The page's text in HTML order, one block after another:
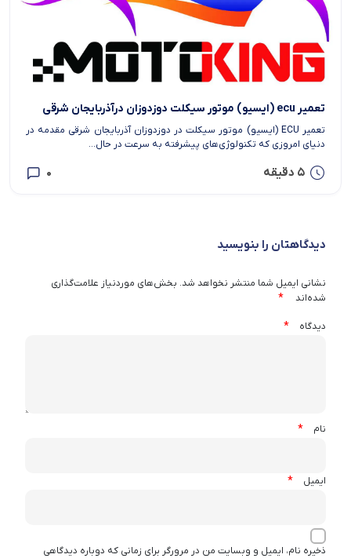
تعمیر ecu (ایسیو) موتور سیکلت دوزدوزان درآذربایجان شرقی
تعمیر ECU (ایسیو) موتور سیکلت در دوزدوزان آذربایجان شرقی مقدمه در
دنیای امروزی که تکنولوژی‌های پیشرفته به سرعت در حال...
5 دقیقه 0
دیدگاهتان را بنویسید
نشانی ایمیل شما منتشر نخواهد شد. بخش‌های موردنیاز علامت‌گذاری
شده‌اند
*
دیدگاه *
نام *
ایمیل *
ذخیره نام، ایمیل و وبسایت من در مرورگر برای زمانی که دوباره دیدگاهی